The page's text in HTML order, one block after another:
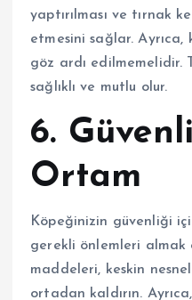
yaptırılması ve tırnak
etmesini sağlar.
göz ardı edilmemelidir.
sağlıklı ve mutlu olur.
6.
Ortam
Köpeğinizin güvenliği
gerekli önlemleri almak
maddeleri, keskin
ortadan kaldırın.